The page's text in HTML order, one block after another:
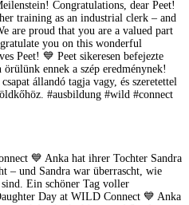
Congratulations, dear Peet!
training as an industrial clerk – and
are proud that you are a valued part
you on this wonderful
Peet! 💙 Peet sikeresen befejezte
ennek a szép eredménynek!
állandó tagja vagy, és szeretettel
#ausbildung #wild #connect